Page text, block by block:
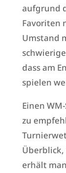
aufgrund
Favoriten
Umstand
dass am
spielen
Einen
zu
erhält